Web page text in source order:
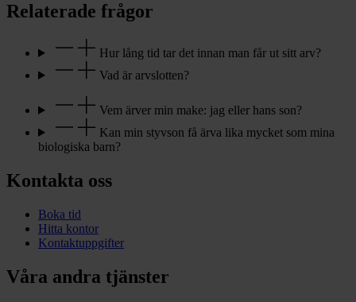
Relaterade frågor
Hur lång tid tar det innan man får ut sitt arv?
Vad är arvslotten?
Vem ärver min make: jag eller hans son?
Kan min styvson få ärva lika mycket som mina
biologiska barn?
Kontakta oss
Boka tid
Hitta kontor
Kontaktuppgifter
Våra andra tjänster